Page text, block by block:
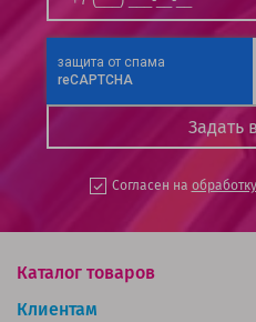
Согласен на
Каталог товаров
Клиентам